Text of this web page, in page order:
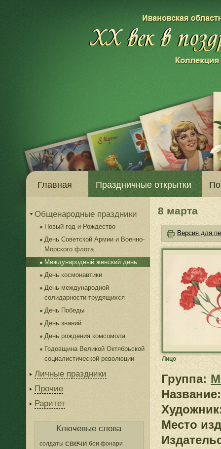
Главная Праздничные открытки
Общенародные праздники
Новый год и Рождество
День Советской Армии и Военно-
Морского флота
Международный женский день
День космонавтики
День международной
солидарности трудящихся
День Победы
День знаний
День рождения комсомола
Годовщина Великой Октябрьской
социалистической революции
Личные праздники
Прочие
Раритет
Ключевые слова
солдаты свечи бои фонари
8 марта
Версия для
Лицо
Группа:
Название:
Место